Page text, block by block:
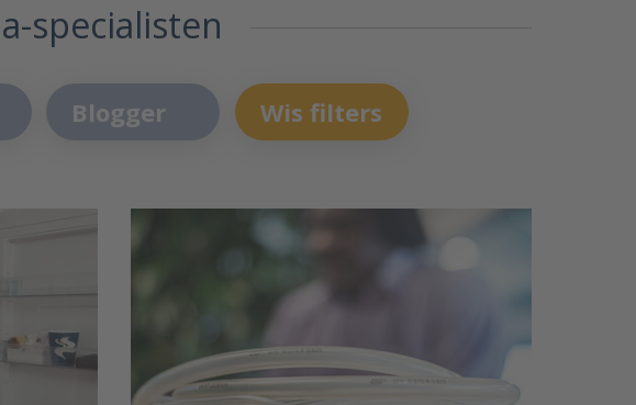
specialisten
Blogger Wis filters